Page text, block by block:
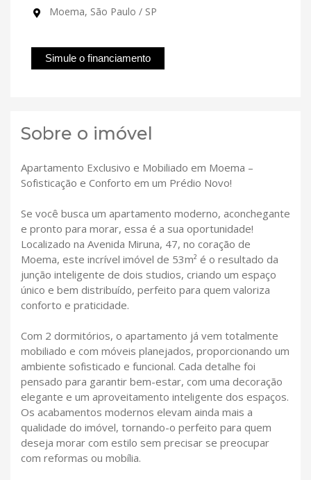
Moema, São Paulo / SP
Simule o financiamento
Sobre o imóvel
Apartamento Exclusivo e Mobiliado em Moema –
Sofisticação e Conforto em um Prédio Novo!
Se você busca um apartamento moderno, aconchegante
e pronto para morar, essa é a sua oportunidade!
Localizado na Avenida Miruna, 47, no coração de
Moema, este incrível imóvel de 53m² é o resultado da
junção inteligente de dois studios, criando um espaço
único e bem distribuído, perfeito para quem valoriza
conforto e praticidade.
Com 2 dormitórios, o apartamento já vem totalmente
mobiliado e com móveis planejados, proporcionando um
ambiente sofisticado e funcional. Cada detalhe foi
pensado para garantir bem-estar, com uma decoração
elegante e um aproveitamento inteligente dos espaços.
Os acabamentos modernos elevam ainda mais a
qualidade do imóvel, tornando-o perfeito para quem
deseja morar com estilo sem precisar se preocupar
com reformas ou mobília.